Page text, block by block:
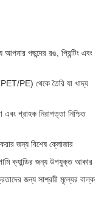
পছন্দের রঙ, প্রিন্টিং এবং
PE) থেকে তৈরি যা খাদ্য
গ্রাহক নিরাপত্তা নিশ্চিত
জন্য বিশেষ ক্লোজার
ক্যান্ডির জন্য উপযুক্ত আকার
জন্য সাশ্রয়ী মূল্যের বাল্ক